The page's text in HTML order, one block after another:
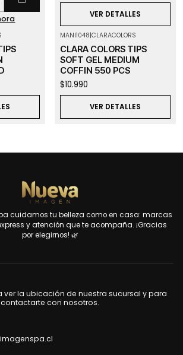
VER DETALLES
MANI1048|CLARACOLORS
CLARA COLORS TIPS
SOFT GEL MEDIUM
COFFIN 550 PCS
$10.990
VER DETALLES
cuidamos tu belleza como en casa: marcas
y atención que te acompaña. ¡Gracias
por elegirnos! 🌿
ver la ubicación de nuestra sucursal y para
contactarte con nosotros.